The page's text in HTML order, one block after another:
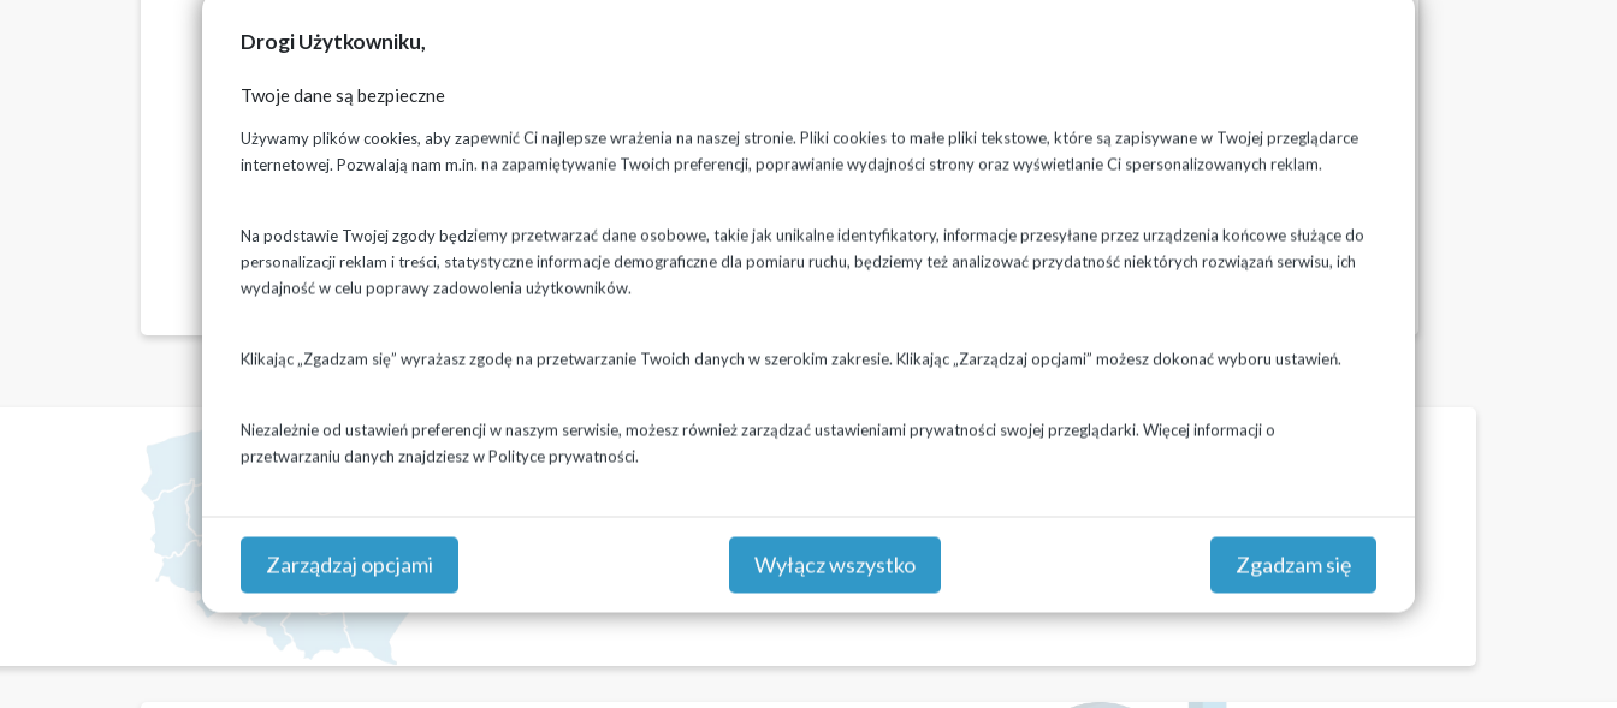
Drogi Użytkowniku,
Twoje dane są bezpieczne
Używamy plików cookies, aby zapewnić Ci najlepsze wrażenia na naszej stronie. Pliki cookies to małe pliki tekstowe, które są zapisywane w Twojej przeglądarce
internetowej. Pozwalają nam m.in. na zapamiętywanie Twoich preferencji, poprawianie wydajności strony oraz wyświetlanie Ci spersonalizowanych reklam.
Na podstawie Twojej zgody będziemy przetwarzać dane osobowe, takie jak unikalne identyfikatory, informacje przesyłane przez urządzenia końcowe służące do
personalizacji reklam i treści, statystyczne informacje demograficzne dla pomiaru ruchu, będziemy też analizować przydatność niektórych rozwiązań serwisu, ich
wydajność w celu poprawy zadowolenia użytkowników.
Klikając „Zgadzam się” wyrażasz zgodę na przetwarzanie Twoich danych w szerokim zakresie. Klikając „Zarządzaj opcjami” możesz dokonać wyboru ustawień.
Niezależnie od ustawień preferencji w naszym serwisie, możesz również zarządzać ustawieniami prywatności swojej przeglądarki. Więcej informacji o
przetwarzaniu danych znajdziesz wPolityce prywatności.
Zarządzaj opcjami Wyłącz wszystko Zgadzam się
Nasza woda
Wyłączenia
awaryjne
Wyłączenia
planowane
Formularze i
wnioski
Przejdź